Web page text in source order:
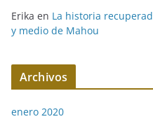
Erika en La historia
y medio de Mahou
Archivos
enero 2020